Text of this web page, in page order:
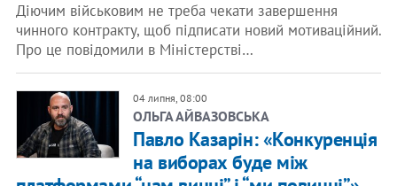
Діючим військовим не треба чекати завершення
чинного контракту, щоб підписати новий мотиваційний.
Про це повідомили в Міністерстві…
04 липня, 08:00
ОЛЬГА АЙВАЗОВСЬКА
Павло Казарін: «Конкуренція
на виборах буде між